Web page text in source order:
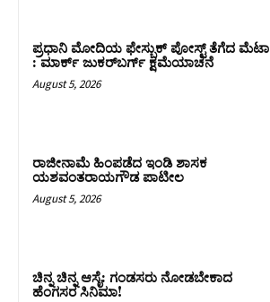
ಪ್ರಧಾನಿ ಮೋದಿಯ ಫೇಸ್ಬುಕ್‌ ಪೋಸ್ಟ್‌ ತೆಗೆದ ಮೆಟಾ
: ಮಾರ್ಕ್ ಜುಕರ್‌ಬರ್ಗ್ ಕ್ಷಮೆಯಾಚನೆ
August 5, 2026
ರಾಜೀನಾಮೆ ಹಿಂಪಡೆದ ಇಂಡಿ ಶಾಸಕ
ಯಶವಂತರಾಯಗೌಡ ಪಾಟೀಲ
August 5, 2026
ಚಿನ್ನ ಚಿನ್ನ ಆಸೈ: ಗಂಡಸರು ನೋಡಬೇಕಾದ
ಹೆಂಗಸರ ಸಿನಿಮಾ!